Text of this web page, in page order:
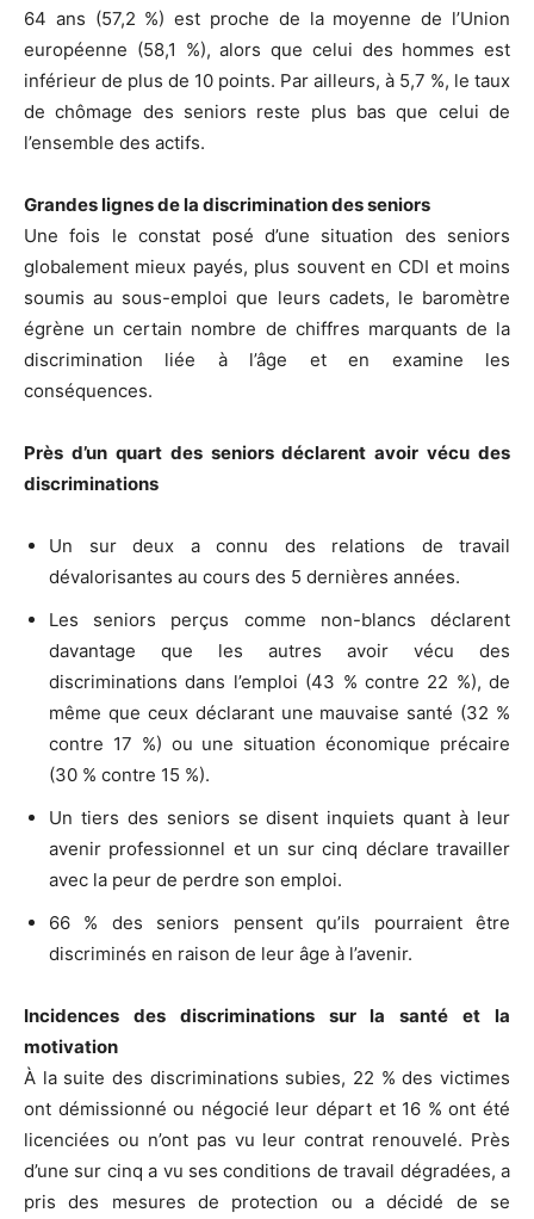
64 ans (57,2 %) est proche de la moyenne de l’Union
européenne (58,1 %), alors que celui des hommes est
inférieur de plus de 10 points. Par ailleurs, à 5,7 %, le taux
de chômage des seniors reste plus bas que celui de
l’ensemble des actifs.
Grandes lignes de la discrimination des seniors
Une fois le constat posé d’une situation des seniors
globalement mieux payés, plus souvent en CDI et moins
soumis au sous-emploi que leurs cadets, le baromètre
égrène un certain nombre de chiffres marquants de la
discrimination liée à l’âge et en examine les
conséquences.
Près d’un quart des seniors déclarent avoir vécu des
discriminations
Un sur deux a connu des relations de travail
dévalorisantes au cours des 5 dernières années.
Les seniors perçus comme non-blancs déclarent
davantage que les autres avoir vécu des
discriminations dans l’emploi (43 % contre 22 %), de
même que ceux déclarant une mauvaise santé (32 %
contre 17 %) ou une situation économique précaire
(30 % contre 15 %).
Un tiers des seniors se disent inquiets quant à leur
avenir professionnel et un sur cinq déclare travailler
avec la peur de perdre son emploi.
66 % des seniors pensent qu’ils pourraient être
discriminés en raison de leur âge à l’avenir.
Incidences des discriminations sur la santé et la
motivation
À la suite des discriminations subies, 22 % des victimes
ont démissionné ou négocié leur départ et 16 % ont été
licenciées ou n’ont pas vu leur contrat renouvelé. Près
d’une sur cinq a vu ses conditions de travail dégradées, a
pris des mesures de protection ou a décidé de se